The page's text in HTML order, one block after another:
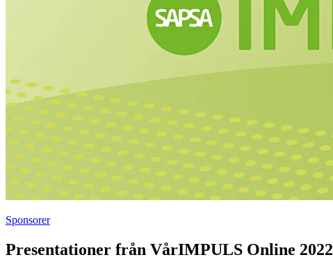
Sponsorer
Presentationer från VårIMPULS Online 2022